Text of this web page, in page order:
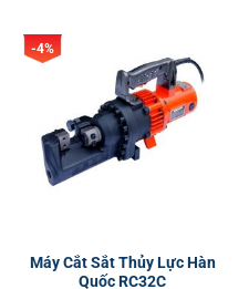
-4%
Máy Cắt Sắt Thủy Lực Hàn
Quốc RC32C